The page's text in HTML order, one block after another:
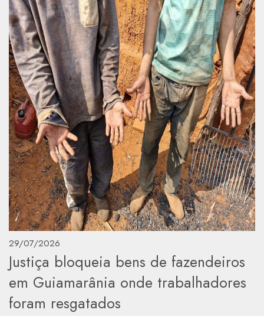
29/07/2026
Justiça bloqueia bens de fazendeiros
em Guiamarânia onde trabalhadores
foram resgatados